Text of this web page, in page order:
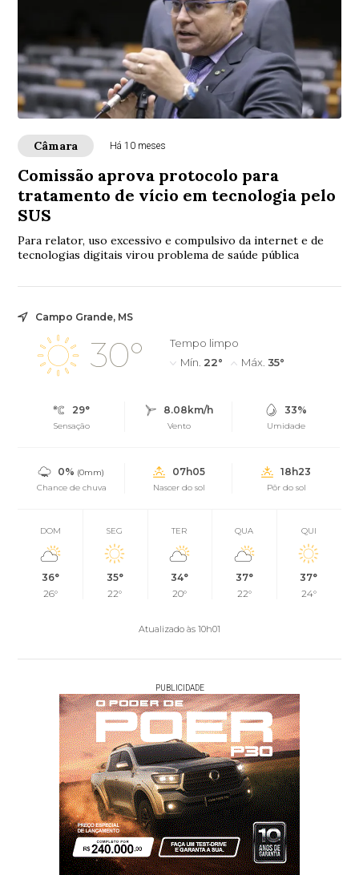
Câmara Há 10 meses
Comissão aprova protocolo para
tratamento de vício em tecnologia pelo
SUS
Para relator, uso excessivo e compulsivo da internet e de
tecnologias digitais virou problema de saúde pública
Campo Grande, MS
30°
Tempo limpo
Mín. 22° Máx. 35°
29°
Sensação
8.08km/h
Vento
33%
Umidade
0% (0mm)
Chance de chuva
07h05
Nascer do sol
18h23
Pôr do sol
DOM
36°
26°
SEG
35°
22°
TER
34°
20°
QUA
37°
22°
QUI
37°
24°
Atualizado às 10h01
PUBLICIDADE